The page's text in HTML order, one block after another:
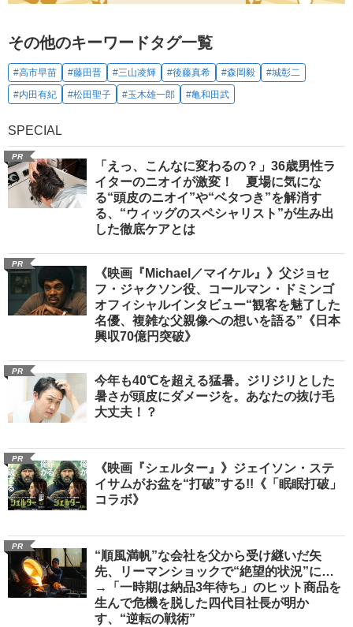
その他のキーワードタグ一覧
#高市早苗 #藤田晋 #三山凌輝 #後藤真希 #森岡毅
#城彰二
#内田有紀
#松田聖子 #玉木雄一郎 #亀和田武
SPECIAL
PR
「えっ、こんなに変わるの？」36歳男性ラ
イターのニオイが激変！ 夏場に気にな
る“頭皮のニオイ”や“ベタつき”を解消す
る、“ウィッグのスペシャリスト”が生み出
した徹底ケアとは
PR
《映画『Michael／マイケル』》父ジョセ
フ・ジャクソン役、コールマン・ドミンゴ
オフィシャルインタビュー“観客を魅了した
名優、複雑な父親像への想いを語る”《日本
興収70億円突破》
PR
今年も40℃を超える猛暑。ジリジリとした
暑さが頭皮にダメージを。あなたの抜け毛
大丈夫！？
PR
《映画『シェルター』》ジェイソン・ステ
イサムがお盆を“打破”する!!《「眠眠打破」
コラボ》
PR
“順風満帆”な会社を父から受け継いだ矢
先、リーマンショックで“絶望的状況”に…
→「一時期は納品3年待ち」のヒット商品を
生んで危機を脱した四代目社長が明か
す、“逆転の戦術”